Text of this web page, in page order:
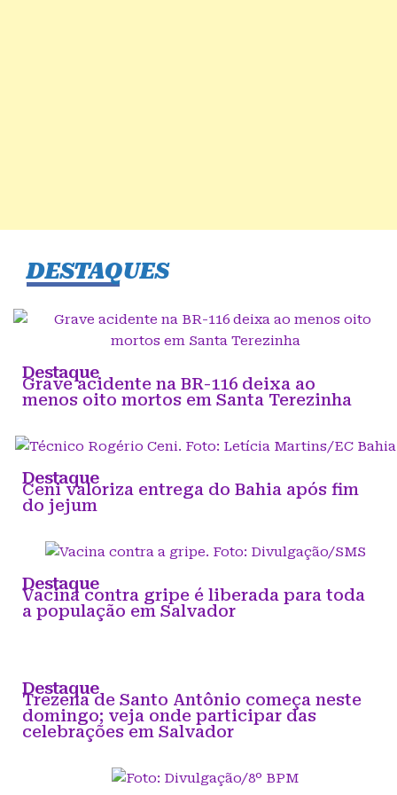
DESTAQUES
Destaque
Grave acidente na BR-116 deixa ao
menos oito mortos em Santa Terezinha
Destaque
Ceni valoriza entrega do Bahia após fim
do jejum
Destaque
Vacina contra gripe é liberada para toda
a população em Salvador
Destaque
Trezena de Santo Antônio começa neste
domingo; veja onde participar das
celebrações em Salvador